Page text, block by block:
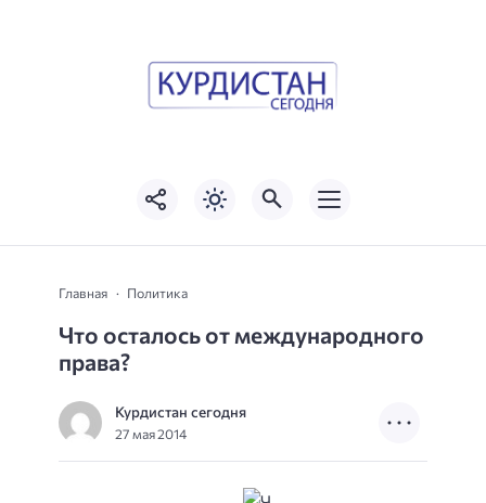
Главная Политика
Что осталось от международного
права?
Курдистан сегодня
27 мая 2014